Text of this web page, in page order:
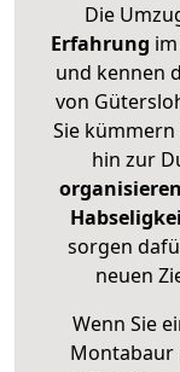
Die
Erfahrung
und kennen
von
Sie
hin zur
sorgen
neuen
Wenn Sie
Montabaur